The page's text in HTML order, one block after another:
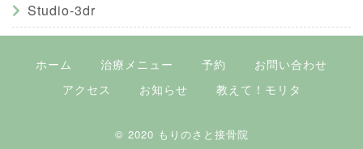
Studio-3dr
ホーム 治療メニュー 予約
お問い合わせ
アクセス
お知らせ 教えて！モリタ
© 2020 もりのさと接骨院